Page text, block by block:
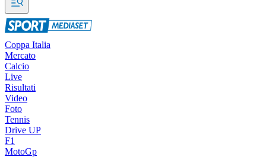
Coppa Italia
Mercato
Calcio
Live
Risultati
Video
Foto
Tennis
Drive UP
F1
MotoGp